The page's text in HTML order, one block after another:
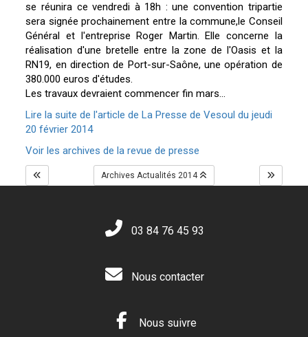
se réunira ce vendredi à 18h : une convention tripartie
sera signée prochainement entre la commune,le Conseil
Général et l'entreprise Roger Martin. Elle concerne la
réalisation d'une bretelle entre la zone de l'Oasis et la
RN19, en direction de Port-sur-Saône, une opération de
380.000 euros d'études.
Les travaux devraient commencer fin mars...
Lire la suite de l'article de La Presse de Vesoul du jeudi
20 février 2014
Voir les archives de la revue de presse
Archives Actualités 2014
03 84 76 45 93
Nous contacter
Nous suivre